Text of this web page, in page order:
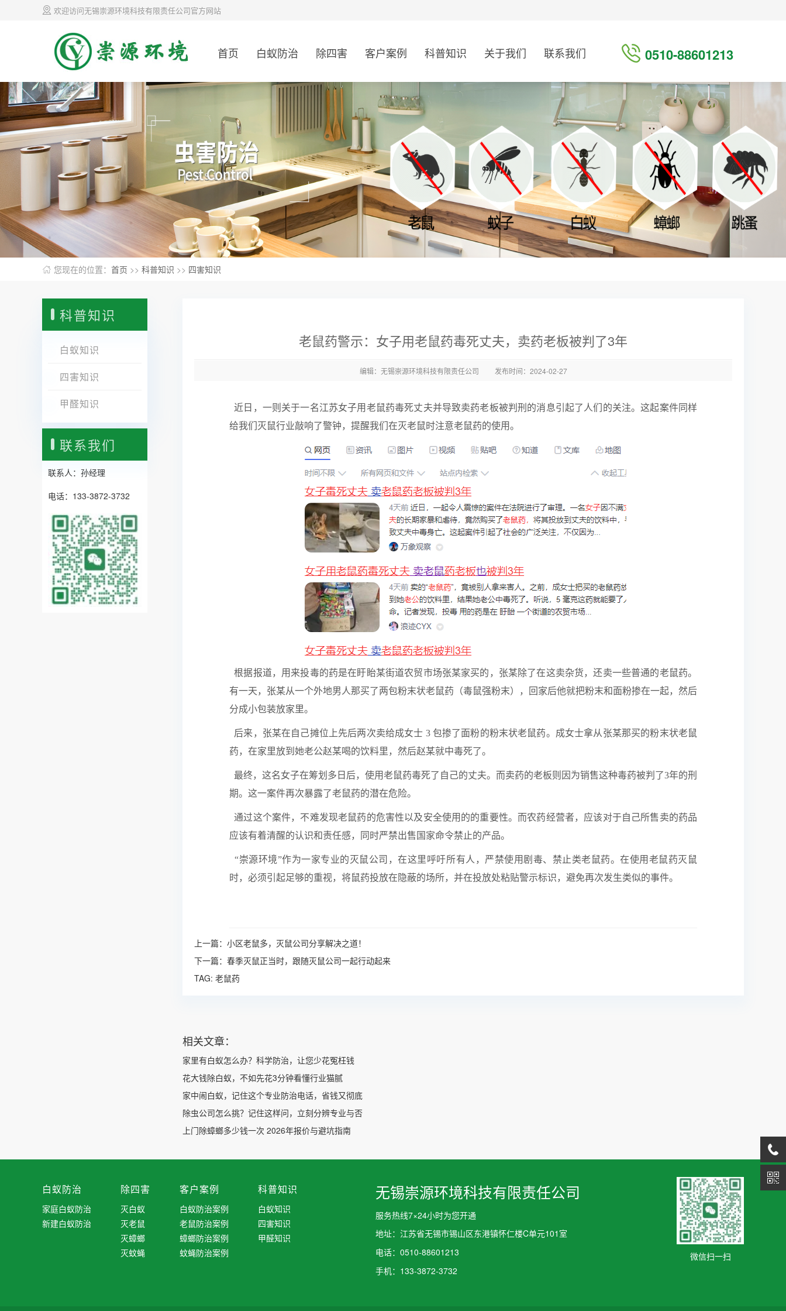
欢迎访问无锡崇源环境科技有限责任公司官方网站
首页 白蚁防治 除四害 客户案例 科普知识 关于我们 联系我们 0510-88601213
您现在的位置： 首页 >> 科普知识 >> 四害知识
科普知识
白蚁知识
四害知识
甲醛知识
联系我们
联系人：孙经理
电话：133-3872-3732
老鼠药警示：女子用老鼠药毒死丈夫，卖药老板被判了3年
编辑：无锡崇源环境科技有限责任公司 发布时间：2024-02-27
近日，一则关于一名江苏女子用老鼠药毒死丈夫并导致卖药老板被判刑的消息引起了人们的关注。这起案件同样
给我们灭鼠行业敲响了警钟，提醒我们在灭老鼠时注意老鼠药的使用。
根据报道，用来投毒的药是在盱眙某街道农贸市场张某家买的，张某除了在这卖杂货，还卖一些普通的老鼠药。
有一天，张某从一个外地男人那买了两包粉末状老鼠药（毒鼠强粉末），回家后他就把粉末和面粉掺在一起，然后
分成小包装放家里。
后来，张某在自己摊位上先后两次卖给成女士 3 包掺了面粉的粉末状老鼠药。成女士拿从张某那买的粉末状老鼠
药，在家里放到她老公赵某喝的饮料里，然后赵某就中毒死了。
最终，这名女子在筹划多日后，使用老鼠药毒死了自己的丈夫。而卖药的老板则因为销售这种毒药被判了3年的刑
期。这一案件再次暴露了老鼠药的潜在危险。
通过这个案件，不难发现老鼠药的危害性以及安全使用的的重要性。而农药经营者，应该对于自己所售卖的药品
应该有着清醒的认识和责任感，同时严禁出售国家命令禁止的产品。
“崇源环境”作为一家专业的灭鼠公司，在这里呼吁所有人，严禁使用剧毒、禁止类老鼠药。在使用老鼠药灭鼠
时，必须引起足够的重视，将鼠药投放在隐蔽的场所，并在投放处粘贴警示标识，避免再次发生类似的事件。
上一篇： 小区老鼠多，灭鼠公司分享解决之道！
下一篇： 春季灭鼠正当时，跟随灭鼠公司一起行动起来
TAG: 老鼠药
相关文章：
家里有白蚁怎么办？科学防治，让您少花冤枉钱
花大钱除白蚁，不如先花3分钟看懂行业猫腻
家中闹白蚁，记住这个专业防治电话，省钱又彻底
除虫公司怎么挑？记住这样问，立刻分辨专业与否
上门除蟑螂多少钱一次 2026年报价与避坑指南
白蚁防治
家庭白蚁防治
新建白蚁防治
除四害
灭白蚁
灭老鼠
灭蟑螂
灭蚊蝇
客户案例
白蚁防治案例
老鼠防治案例
蟑螂防治案例
蚊蝇防治案例
科普知识
白蚁知识
四害知识
甲醛知识
无锡崇源环境科技有限责任公司
服务热线7×24小时为您开通
地址：江苏省无锡市锡山区东港镇怀仁楼C单元101室
电话：0510-88601213
手机：133-3872-3732
微信扫一扫